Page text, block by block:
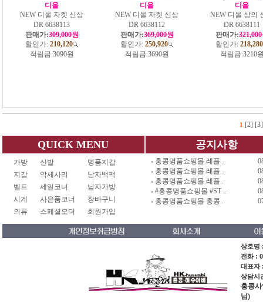
디올
NEW 디올 자켓 신상
DR 6638113
판매가:309,000원
할인가: 210,120
적립금:3090원
디올
NEW 디올 자켓 신상
DR 6638112
판매가:369,000원
할인가: 250,920
적립금:3690원
디올
NEW 디올 상의
DR 6638111
판매가:
할인가: 218,280
적립금:3210
1 [2] [3]
QUICK MENU
가방 신발
명품지갑
지갑
악세사리
남자백팩
벨트
세일코너
남자가방
시계
사은품코너
장바구니
의류
스페셜오더 회원가입
공지사항
홍콩명품쇼핑몰.레플..
홍콩명품쇼핑몰.레플..
홍콩명품쇼핑몰.레플..
#홍콩명품쇼핑몰 #ST ..
홍콩명품쇼핑몰 홍콩..
상호명
전화 :
대표자
상담시
홍콩
님)